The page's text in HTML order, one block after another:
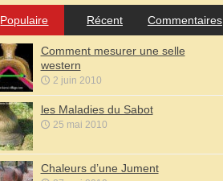
Populaire Récent Commentaires
Comment mesurer une selle
western
2 juin 2010
les Maladies du Sabot
25 mai 2010
Chaleurs d’une Jument